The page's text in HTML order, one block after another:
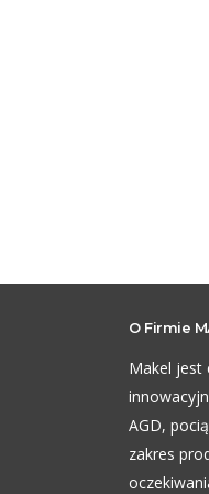
O Firmie
Makel jest
AGD,
zakres